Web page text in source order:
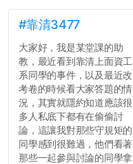
#靠清3477
大家好，我是某堂課的助
教，最近看到靠清上面資工
系同學的事件，以及最近改
考卷的時候看大家答題的情
況，其實就隱約知道應該很
多人私底下都有在偷偷討
論，這讓我對那些守規矩的
同學感到很難過，他們看著
那些一起參與討論的同學拿